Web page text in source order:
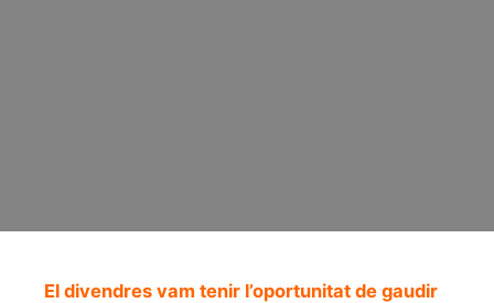
El divendres vam tenir l’oportunitat de gaudir